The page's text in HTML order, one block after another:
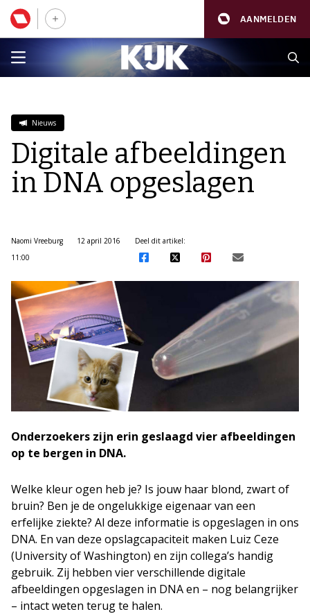
AANMELDEN
Nieuws
Digitale afbeeldingen
in DNA opgeslagen
Naomi Vreeburg
12 april 2016
11:00
Deel dit artikel:
Onderzoekers zijn erin geslaagd vier afbeeldingen
op te bergen in DNA.
Welke kleur ogen heb je? Is jouw haar blond, zwart of
bruin? Ben je de ongelukkige eigenaar van een
erfelijke ziekte? Al deze informatie is opgeslagen in ons
DNA. En van deze opslagcapaciteit maken Luiz Ceze
(University of Washington) en zijn collega’s handig
gebruik. Zij hebben vier verschillende digitale
afbeeldingen opgeslagen in DNA en – nog belangrijker
– intact weten terug te halen.